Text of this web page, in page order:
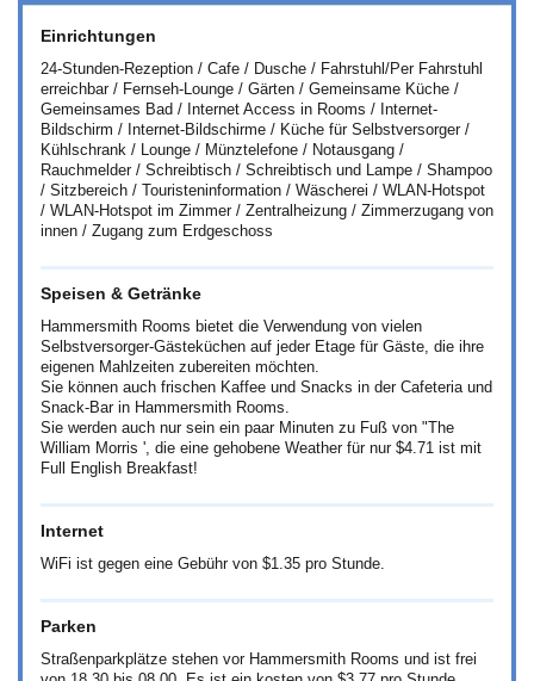
Einrichtungen
24-Stunden-Rezeption / Cafe / Dusche / Fahrstuhl/Per Fahrstuhl
erreichbar / Fernseh-Lounge / Gärten / Gemeinsame Küche /
Gemeinsames Bad / Internet Access in Rooms / Internet-
Bildschirm / Internet-Bildschirme / Küche für Selbstversorger /
Kühlschrank / Lounge / Münztelefone / Notausgang /
Rauchmelder / Schreibtisch / Schreibtisch und Lampe / Shampoo
/ Sitzbereich / Touristeninformation / Wäscherei / WLAN-Hotspot
/ WLAN-Hotspot im Zimmer / Zentralheizung / Zimmerzugang von
innen / Zugang zum Erdgeschoss
Speisen & Getränke
Hammersmith Rooms bietet die Verwendung von vielen
Selbstversorger-Gästeküchen auf jeder Etage für Gäste, die ihre
eigenen Mahlzeiten zubereiten möchten.
Sie können auch frischen Kaffee und Snacks in der Cafeteria und
Snack-Bar in Hammersmith Rooms.
Sie werden auch nur sein ein paar Minuten zu Fuß von "The
William Morris ', die eine gehobene Weather für nur $4.71 ist mit
Full English Breakfast!
Internet
WiFi ist gegen eine Gebühr von $1.35 pro Stunde.
Parken
Straßenparkplätze stehen vor Hammersmith Rooms und ist frei